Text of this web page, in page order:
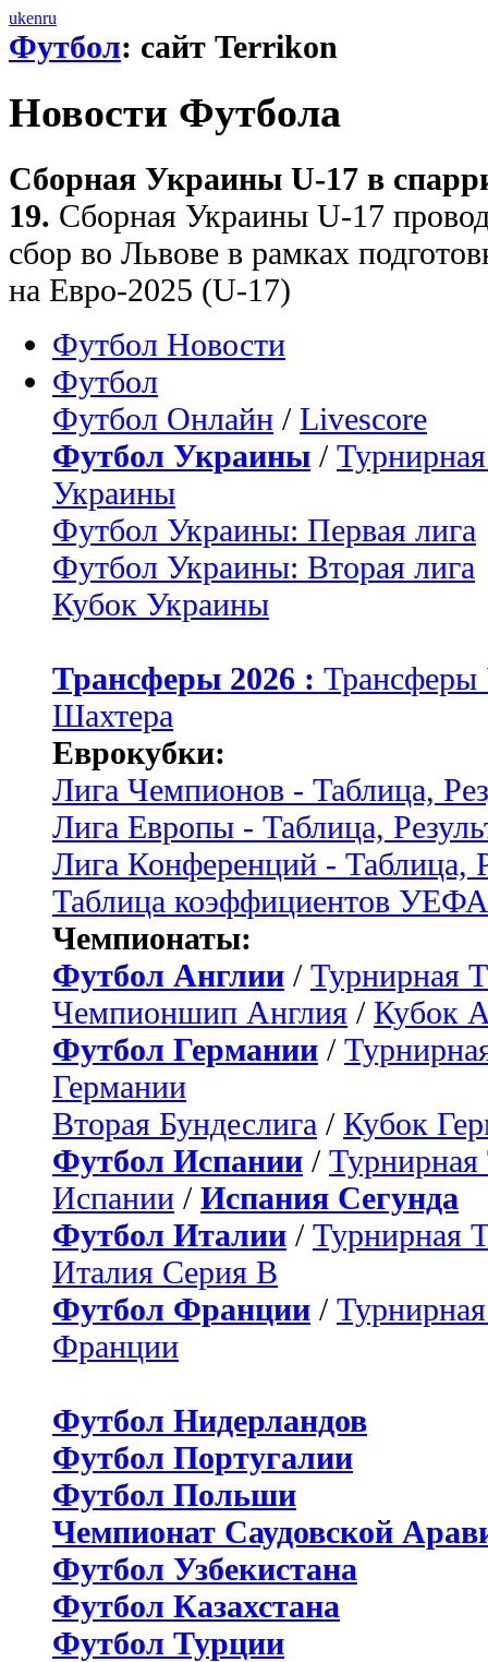
ukenru
Футбол: сайт Terrikon
Новости Футбола
Сборная Украины U-17 в
19. Сборная Украины U-17
сбор во Львове в рамках
на Евро-2025 (U-17)
Футбол Новости
Футбол
Футбол Онлайн / Livescore
Футбол Украины /
Украины
Футбол Украины: Первая лига
Футбол Украины: Вторая лига
Кубок Украины
Трансферы 2026 :
Шахтера
Еврокубки:
Лига Чемпионов - Таблица,
Лига Европы - Таблица,
Лига Конференций - Таблица,
Таблица коэффициентов УЕФА
Чемпионаты:
Футбол Англии / Турнирная
Чемпионшип Англия / Кубок
Футбол Германии /
Германии
Вторая Бундеслига / Кубок
Футбол Испании / Турнирная
Испании / Испания Сегунда
Футбол Италии / Турнирная
Италия Серия B
Футбол Франции /
Франции
Футбол Нидерландов
Футбол Португалии
Футбол Польши
Чемпионат Саудовской
Футбол Узбекистана
Футбол Казахстана
Футбол Турции